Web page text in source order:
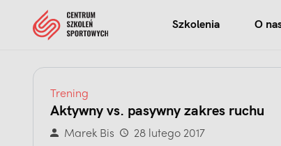
Szkolenia O
Trening
Aktywny vs. pasywny zakres ruchu
Marek Bis
28 lutego 2017